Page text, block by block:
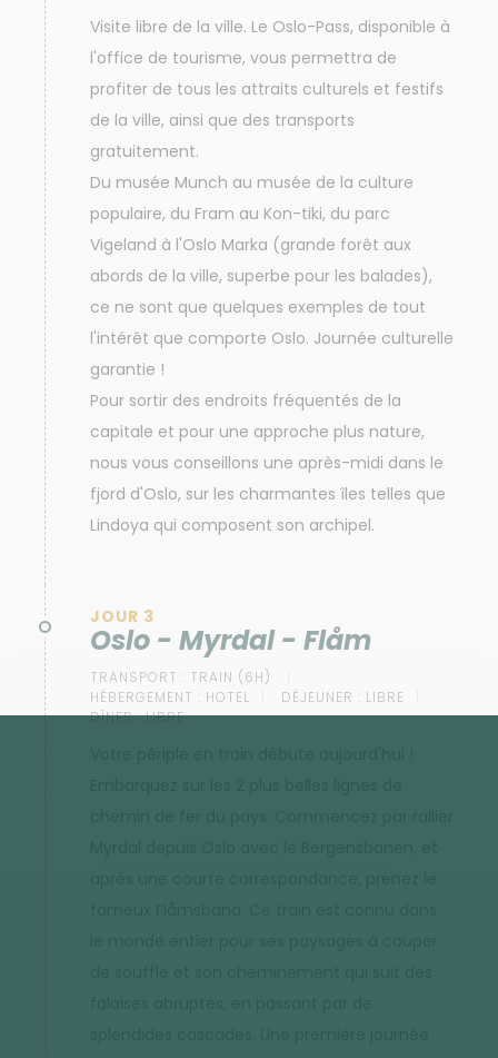
Visite libre de la ville. Le Oslo-Pass, disponible à
l'office de tourisme, vous permettra de
profiter de tous les attraits culturels et festifs
de la ville, ainsi que des transports
gratuitement.
Du musée Munch au musée de la culture
populaire, du Fram au Kon-tiki, du parc
Vigeland à l'Oslo Marka (grande forêt aux
abords de la ville, superbe pour les balades),
ce ne sont que quelques exemples de tout
l'intérêt que comporte Oslo. Journée culturelle
garantie !
Pour sortir des endroits fréquentés de la
capitale et pour une approche plus nature,
nous vous conseillons une après-midi dans le
fjord d'Oslo, sur les charmantes îles telles que
Lindoya qui composent son archipel.
JOUR 3
Oslo - Myrdal - Flåm
TRANSPORT : TRAIN (6H)
HÉBERGEMENT : HOTEL DÉJEUNER : LIBRE
DÎNER : LIBRE